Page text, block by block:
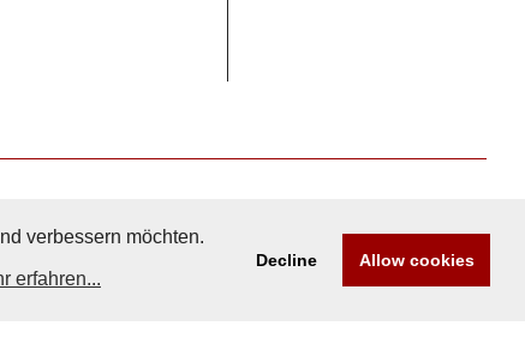
verbessern möchten.
erfahren...
Decline Allow cookies